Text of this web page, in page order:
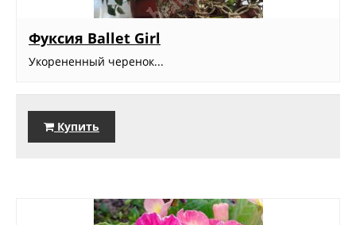
Фуксия Ballet Girl
Укорененный черенок...
Купить